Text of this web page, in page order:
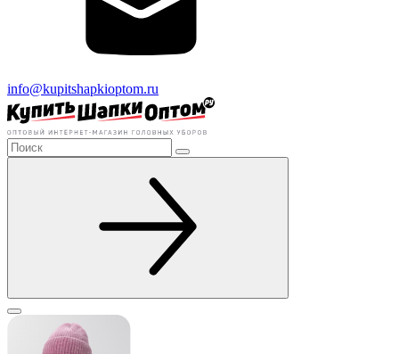
info@kupitshapkioptom.ru